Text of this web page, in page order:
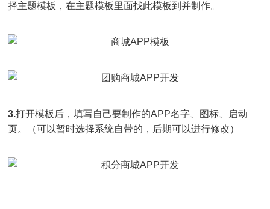
择主题模板，在主题模板里面找此模板到并制作。
3.打开模板后，填写自己要制作的APP名字、图标、启动
页。（可以暂时选择系统自带的，后期可以进行修改）